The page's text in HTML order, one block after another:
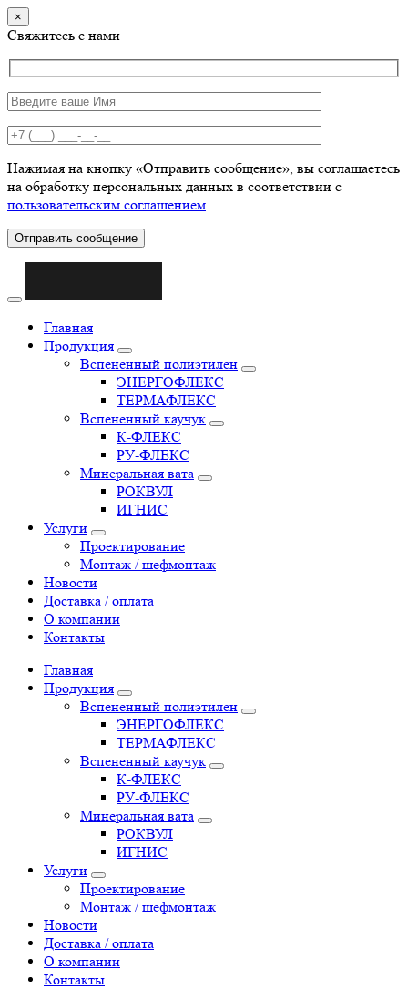
×
Свяжитесь с нами
Нажимая на кнопку «Отправить сообщение», вы соглашаетесь
на обработку персональных данных в соответствии с
пользовательским соглашением
Отправить сообщение
Главная
Продукция
Вспененный полиэтилен
ЭНЕРГОФЛЕКС
ТЕРМАФЛЕКС
Вспененный каучук
К-ФЛЕКС
РУ-ФЛЕКС
Минеральная вата
РОКВУЛ
ИГНИС
Услуги
Проектирование
Монтаж / шефмонтаж
Новости
Доставка / оплата
О компании
Контакты
Главная
Продукция
Вспененный полиэтилен
ЭНЕРГОФЛЕКС
ТЕРМАФЛЕКС
Вспененный каучук
К-ФЛЕКС
РУ-ФЛЕКС
Минеральная вата
РОКВУЛ
ИГНИС
Услуги
Проектирование
Монтаж / шефмонтаж
Новости
Доставка / оплата
О компании
Контакты